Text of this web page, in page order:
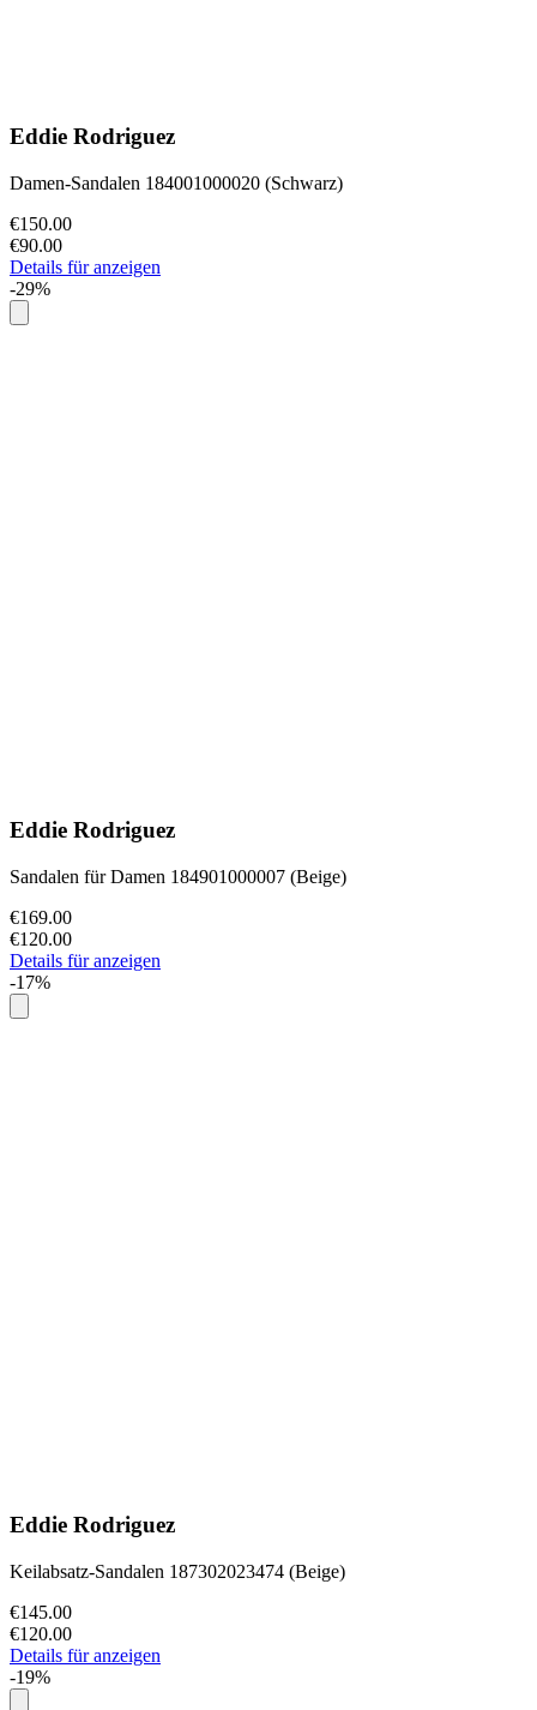
Eddie Rodriguez
Damen-Sandalen 184001000020 (Schwarz)
€150.00
€90.00
Details für anzeigen
-29%
Eddie Rodriguez
Sandalen für Damen 184901000007 (Beige)
€169.00
€120.00
Details für anzeigen
-17%
Eddie Rodriguez
Keilabsatz-Sandalen 187302023474 (Beige)
€145.00
€120.00
Details für anzeigen
-19%